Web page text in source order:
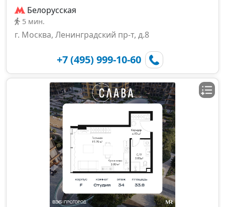
Белорусская
5 мин.
г. Москва, Ленинградский пр-т, д.8
+7 (495) 999-10-60